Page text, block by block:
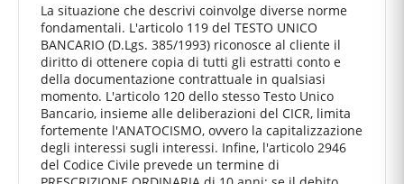
La situazione che descrivi coinvolge diverse norme
fondamentali. L'articolo 119 del TESTO UNICO
BANCARIO (D.Lgs. 385/1993) riconosce al cliente il
diritto di ottenere copia di tutti gli estratti conto e
della documentazione contrattuale in qualsiasi
momento. L'articolo 120 dello stesso Testo Unico
Bancario, insieme alle deliberazioni del CICR, limita
fortemente l'ANATOCISMO, ovvero la capitalizzazione
degli interessi sugli interessi. Infine, l'articolo 2946
del Codice Civile prevede un termine di